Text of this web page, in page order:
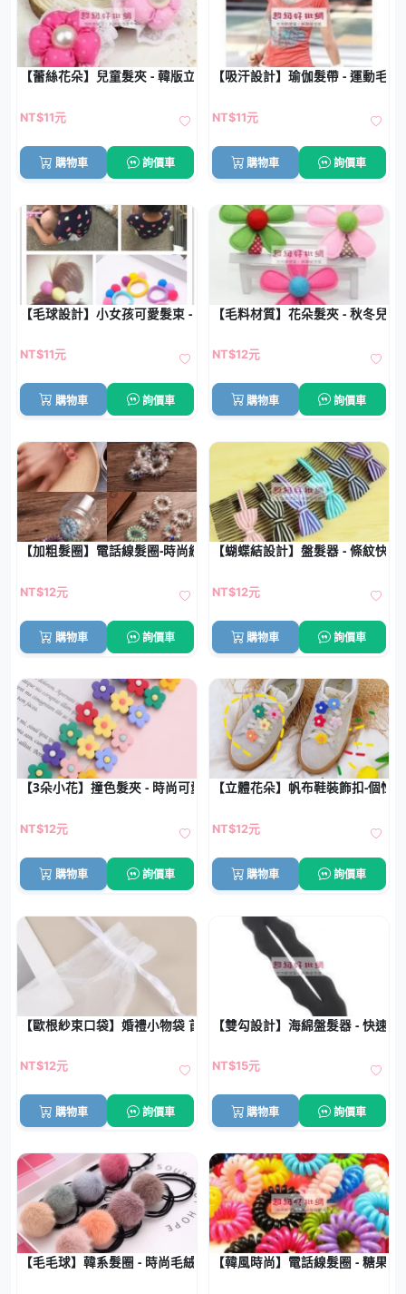
【蕾絲花朵】兒童髮夾 - 韓版立體髮飾
NT$11元
購物車 詢價車
【吸汗設計】瑜伽髮帶 - 運動毛巾
NT$11元
購物車 詢價車
【毛球設計】小女孩可愛髮束 - 馬尾包頭必備髮飾
NT$11元
購物車 詢價車
【毛料材質】花朵髮夾 - 秋冬兒童
NT$12元
購物車 詢價車
【加粗髮圈】電話線髮圈-時尚繽紛無痕手環
NT$12元
購物車 詢價車
【蝴蝶結設計】盤髮器 - 條紋快速
NT$12元
購物車 詢價車
【3朵小花】撞色髮夾 - 時尚可愛瀏海夾
NT$12元
購物車 詢價車
【立體花朵】帆布鞋裝飾扣-個性
NT$12元
購物車 詢價車
【歐根紗束口袋】婚禮小物袋 首飾收納袋 喜糖袋 抽繩網紗袋 化妝
NT$12元
購物車 詢價車
【雙勾設計】海綿盤髮器 - 快速造
NT$15元
購物車 詢價車
【毛毛球】韓系髮圈 - 時尚毛絨綁髮器【韓風時尚】電話線髮圈 - 糖果